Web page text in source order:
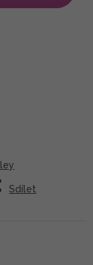
Sdílet